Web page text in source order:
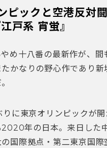
ピックと空港反対
戸系 宵蛍』
め十八番の最新作が、間
かなりの野心作であり新
に東京オリンピックが開
年の日本。来日した
国際拠点・第二東京国際